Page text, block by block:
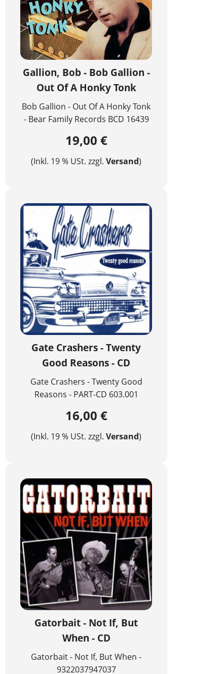
Gallion, Bob - Bob Gallion -
Out Of A Honky Tonk
Bob Gallion - Out Of A Honky Tonk
- Bear Family Records BCD 16439
19,00 €
(Inkl. 19 % USt. zzgl. Versand)
Gate Crashers - Twenty
Good Reasons - CD
Gate Crashers - Twenty Good
Reasons - PART-CD 603.001
16,00 €
(Inkl. 19 % USt. zzgl. Versand)
Gatorbait - Not If, But
When - CD
Gatorbait - Not If, But When -
9322037947037